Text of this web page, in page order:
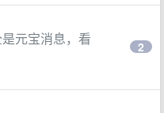
元宝消息，看
2